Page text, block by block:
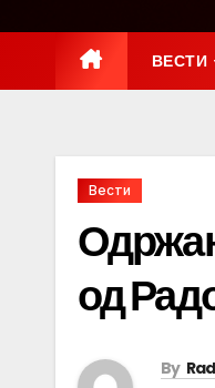
ВЕСТИ
Вести
од
By